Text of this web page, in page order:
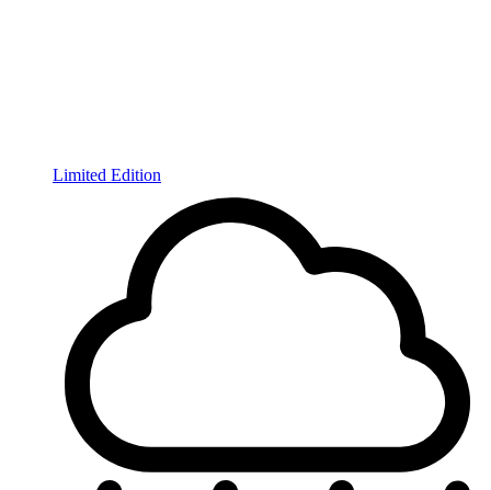
Limited Edition